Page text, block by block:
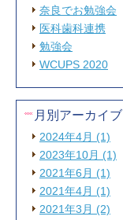
奈良でお勉強会
医科歯科連携
勉強会
WCUPS 2020
月別アーカイブ
2024年4月 (1)
2023年10月 (1)
2021年6月 (1)
2021年4月 (1)
2021年3月 (2)